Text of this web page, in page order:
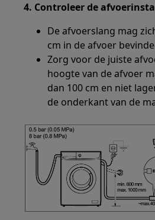
4. Controleer de
De afvoerslang mag
cm in de afvoer
Zorg voor de juiste
hoogte van de afvoer
dan 100 cm en niet
de onderkant van de